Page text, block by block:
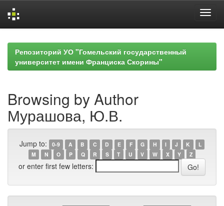
navigationРепозиторий УО "Гомельский государственный
университет имени Франциска Скорины"
Browsing by Author
Мурашова, Ю.В.
Jump to: 0-9 A B C D E F G H I J K
L
M
N O P Q R S T U V W X Y Z
or enter first few letters: